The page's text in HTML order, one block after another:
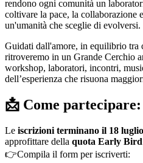
rendono ogni comunità un
coltivare la pace, la collaborazione
un'umanità che sceglie di evolversi.
Guidati dall'amore, in equilibrio tra
ritroveremo in un Grande Cerchio
workshop, laboratori, incontri,
dell’esperienza che risuona
📩 Come partecipare:
Le iscrizioni terminano il 18 luglio
approfittare della quota Early Bird
👉Compila il form per iscriverti: